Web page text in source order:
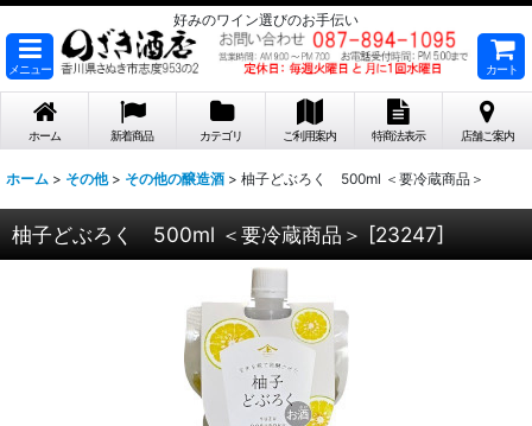
好みのワイン選びのお手伝い
メニュー カート
ホーム 新着商品 カテゴリ ご利用案内 特商法表示 店舗ご案内
ホーム > その他 > その他の醸造酒 > 柚子どぶろく 500ml ＜要冷蔵商品＞
柚子どぶろく 500ml ＜要冷蔵商品＞ [23247]